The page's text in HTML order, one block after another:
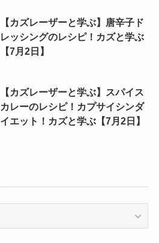
【カズレーザーと学ぶ】唐辛子ド
レッシングのレシピ！カズと学ぶ
【7月2日】
【カズレーザーと学ぶ】スパイス
カレーのレシピ！カプサイシンダ
イエット！カズと学ぶ【7月2日】